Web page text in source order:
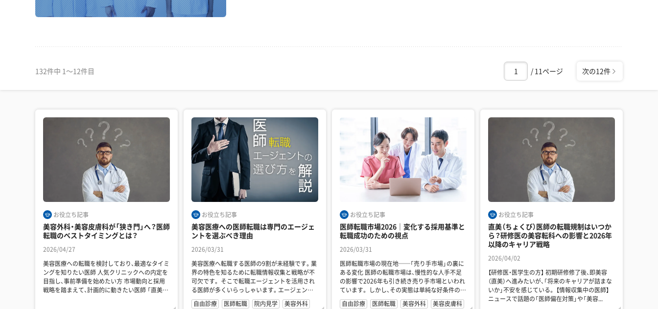
132件中 1〜12件目 / 11ページ 次の12件
お役立ち記事
美容外科・美容皮膚科が「狭き門」へ？医師
転職のベストタイミングとは？
2026/04/27
美容医療への転職を検討しており、最適なタイミ
ングを知りたい医師 人気クリニックへの内定を
目指し、事前準備を始めたい方 市場動向と採用
戦略を踏まえて、計画的に動きたい医師 「直美」
お役立ち記事
美容医療への医師転職は専門のエージェ
ントを選ぶべき理由
2026/03/31
美容医療へ転職する医師の9割が未経験です。業
界の特色を知るために転職情報収集と戦略が不
可欠です。 そこで転職エージェントを活用され
る医師が多くいらっしゃいます。エージェント
に相談することでご自身の考...
自由診療 医師転職 院内見学 美容外科
お役立ち記事
医師転職市場2026｜変化する採用基準と
転職成功のための視点
2026/03/31
医師転職市場の現在地──「売り手市場」の裏に
ある変化 医師の転職市場は、慢性的な人手不足
の影響で2026年も引き続き売り手市場といわれ
ています。 しかし、その実態は単純な好条件の取
り合いとはいえず...
自由診療 医師転職 美容外科 美容皮膚科
お役立ち記事
直美（ちょくび）医師の転職規制はいつか
ら？研修医の美容転科への影響と2026年
以降のキャリア戦略
2026/04/02
【研修医・医学生の方】 初期研修修了後、即美容
（直美）へ進みたいが、「将来のキャリアが詰まな
いか」不安を感じている。 【情報収集中の医師】
ニュースで話題の「医師偏在対策」や「美容...